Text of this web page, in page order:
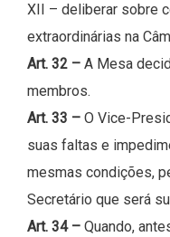
XII – deliberar sobre
extraordinárias na
Art. 32 – A Mesa
membros.
Art. 33 – O Vice-
suas faltas e
mesmas condições,
Secretário que será
Art. 34 – Quando,